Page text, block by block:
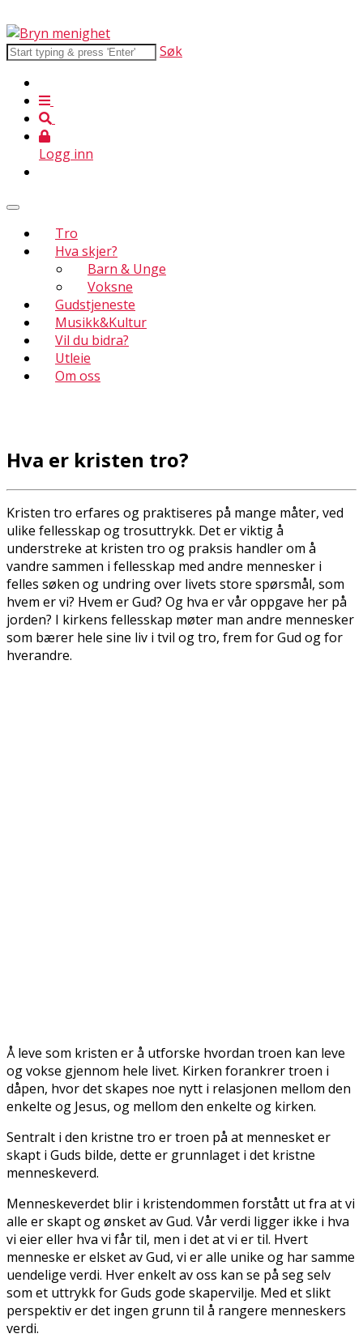
Søk
Logg inn
Tro
Hva skjer?
Barn & Unge
Voksne
Gudstjeneste
Musikk&Kultur
Vil du bidra?
Utleie
Om oss
Hva er kristen tro?
Kristen tro erfares og praktiseres på mange måter, ved
ulike fellesskap og trosuttrykk. Det er viktig å
understreke at kristen tro og praksis handler om å
vandre sammen i fellesskap med andre mennesker i
felles søken og undring over livets store spørsmål, som
hvem er vi? Hvem er Gud? Og hva er vår oppgave her på
jorden? I kirkens fellesskap møter man andre mennesker
som bærer hele sine liv i tvil og tro, frem for Gud og for
hverandre.
Å leve som kristen er å utforske hvordan troen kan leve
og vokse gjennom hele livet. Kirken forankrer troen i
dåpen, hvor det skapes noe nytt i relasjonen mellom den
enkelte og Jesus, og mellom den enkelte og kirken.
Sentralt i den kristne tro er troen på at mennesket er
skapt i Guds bilde, dette er grunnlaget i det kristne
menneskeverd.
Menneskeverdet blir i kristendommen forstått ut fra at vi
alle er skapt og ønsket av Gud. Vår verdi ligger ikke i hva
vi eier eller hva vi får til, men i det at vi er til. Hvert
menneske er elsket av Gud, vi er alle unike og har samme
uendelige verdi. Hver enkelt av oss kan se på seg selv
som et uttrykk for Guds gode skapervilje. Med et slikt
perspektiv er det ingen grunn til å rangere menneskers
verdi.